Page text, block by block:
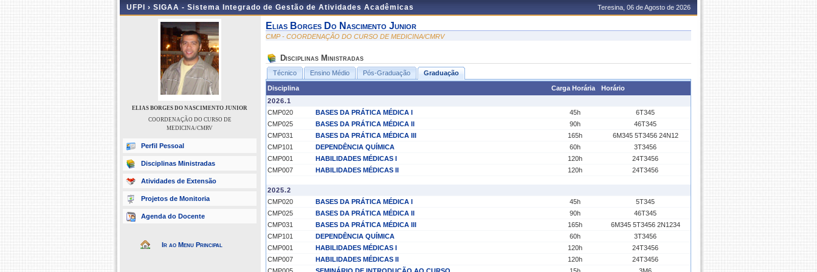
UFPI › SIGAA - Sistema Integrado de Gestão de Atividades Acadêmicas Teresina, 06 de Agosto de 2026
ELIAS BORGES DO NASCIMENTO JUNIOR
COORDENAÇÃO DO CURSO DE
MEDICINA/CMRV
Perfil Pessoal
Disciplinas Ministradas
Atividades de Extensão
Projetos de Monitoria
Agenda do Docente
Ir ao Menu Principal
Elias Borges Do Nascimento Junior
CMP - COORDENAÇÃO DO CURSO DE MEDICINA/CMRV
Disciplinas Ministradas
Técnico Ensino Médio Pós-Graduação Graduação
Disciplina Carga Horária
Horário
2026.1
CMP020
BASES DA PRÁTICA MÉDICA I 45h
6T345
CMP025
BASES DA PRÁTICA MÉDICA II 90h
46T345
CMP031
BASES DA PRÁTICA MÉDICA III 165h
6M345 5T3456 24N12
CMP101
DEPENDÊNCIA QUÍMICA 60h
3T3456
CMP001
HABILIDADES MÉDICAS I 120h
24T3456
CMP007
HABILIDADES MÉDICAS II 120h 24T3456
2025.2
CMP020
BASES DA PRÁTICA MÉDICA I 45h
5T345
CMP025
BASES DA PRÁTICA MÉDICA II 90h
46T345
CMP031
BASES DA PRÁTICA MÉDICA III 165h
6M345 5T3456 2N1234
CMP101
DEPENDÊNCIA QUÍMICA 60h
3T3456
CMP001
HABILIDADES MÉDICAS I 120h
24T3456
CMP007
HABILIDADES MÉDICAS II 120h
24T3456